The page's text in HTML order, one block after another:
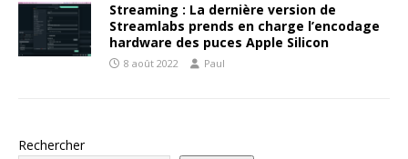
Streaming : La dernière version de
Streamlabs prends en charge l’encodage
hardware des puces Apple Silicon
8 août 2022 Paul
Rechercher